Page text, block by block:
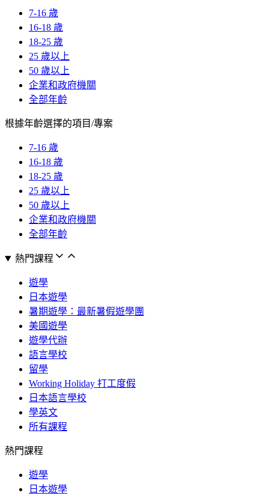
7-16 歲
16-18 歲
18-25 歲
25 歲以上
50 歲以上
企業和政府機關
全部年齡
根據年齡選擇的項目/專案
7-16 歲
16-18 歲
18-25 歲
25 歲以上
50 歲以上
企業和政府機關
全部年齡
熱門課程
遊學
日本遊學
暑期遊學：最新暑假遊學團
美國遊學
遊學代辦
語言學校
留學
Working Holiday 打工度假
日本語言學校
學英文
所有課程
熱門課程
遊學
日本遊學